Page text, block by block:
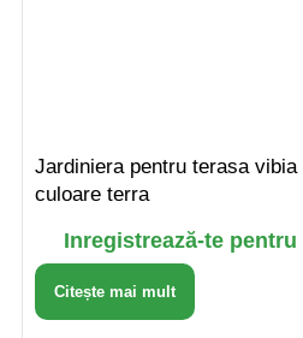
Jardiniera pentru terasa vibia
culoare terra
Inregistrează-te
Citește mai mult